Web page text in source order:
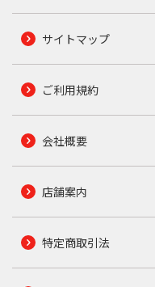
サイトマップ
ご利用規約
会社概要
店舗案内
特定商取引法